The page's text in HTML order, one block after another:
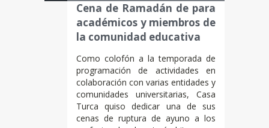
Cena de Ramadán de para
académicos y miembros de
la comunidad educativa
Como colofón a la temporada de
programación de actividades en
colaboración con varias entidades y
comunidades universitarias, Casa
Turca quiso dedicar una de sus
cenas de ruptura de ayuno a los